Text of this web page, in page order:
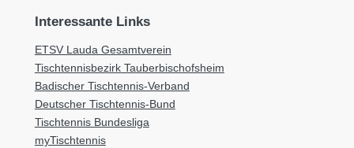
Interessante Links
ETSV Lauda Gesamtverein
Tischtennisbezirk Tauberbischofsheim
Badischer Tischtennis-Verband
Deutscher Tischtennis-Bund
Tischtennis Bundesliga
myTischtennis